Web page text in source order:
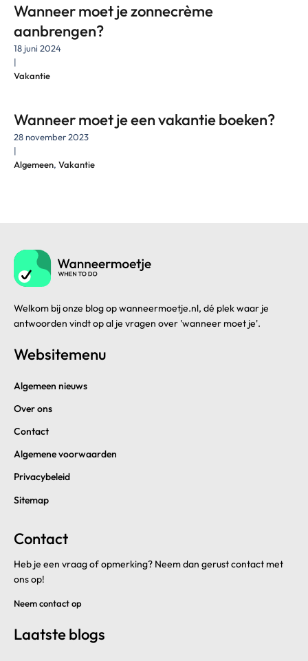
Wanneer moet je zonnecrème
aanbrengen?
18 juni 2024
|
Vakantie
Wanneer moet je een vakantie boeken?
28 november 2023
|
Algemeen, Vakantie
Welkom bij onze blog op wanneermoetje.nl, dé plek waar je
antwoorden vindt op al je vragen over 'wanneer moet je'.
Websitemenu
Algemeen nieuws
Over ons
Contact
Algemene voorwaarden
Privacybeleid
Sitemap
Contact
Heb je een vraag of opmerking? Neem dan gerust contact met
ons op!
Neem contact op
Laatste blogs